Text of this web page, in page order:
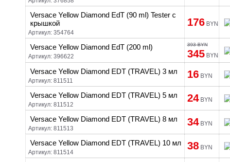
Versace Yellow Diamond EdT (90 ml) Tester с
крышкой
Артикул: 354764
176 BYN
Versace Yellow Diamond EdT (200 ml)
Артикул: 396622
393 BYN
345 BYN
Versace Yellow Diamond EDT (TRAVEL) 3 мл
Артикул: 811511
16 BYN
Versace Yellow Diamond EDT (TRAVEL) 5 мл
Артикул: 811512
24 BYN
Versace Yellow Diamond EDT (TRAVEL) 8 мл
Артикул: 811513
34 BYN
Versace Yellow Diamond EDT (TRAVEL) 10 мл
Артикул: 811514
38 BYN